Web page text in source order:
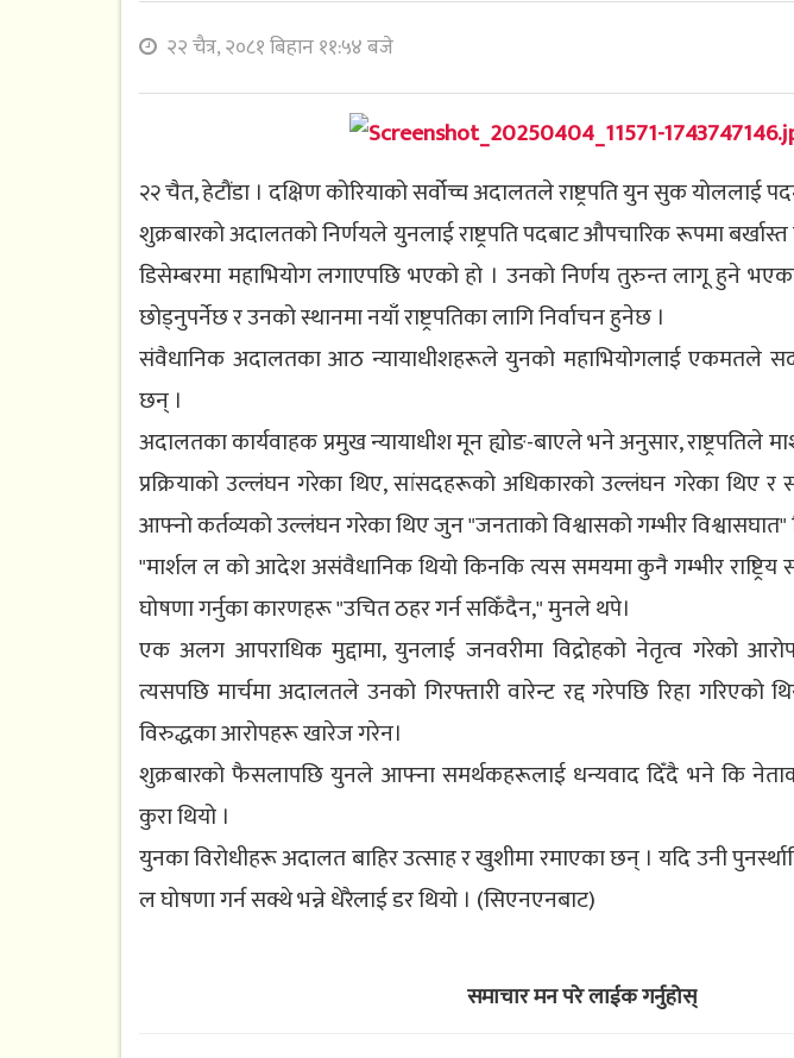
२२ चैत्र, २०८१ बिहान ११:५४ बजे
२२ चैत, हेटौंडा । दक्षिण कोरियाको सर्वोच्च अदालतले राष्ट्रपति युन सुक योललाई
शुक्रबारको अदालतको निर्णयले युनलाई राष्ट्रपति पदबाट औपचारिक रूपमा
डिसेम्बरमा महाभियोग लगाएपछि भएको हो । उनको निर्णय तुरुन्त लागू हुने
छोड्नुपर्नेछ र उनको स्थानमा नयाँ राष्ट्रपतिका लागि निर्वाचन हुनेछ ।
संवैधानिक अदालतका आठ न्यायाधीशहरूले युनको महाभियोगलाई एकमतले
छन् ।
अदालतका कार्यवाहक प्रमुख न्यायाधीश मून ह्योङ-बाएले भने अनुसार, राष्ट्रपतिले
प्रक्रियाको उल्लंघन गरेका थिए, सांसदहरूको अधिकारको उल्लंघन गरेका थिए र
आफ्नो कर्तव्यको उल्लंघन गरेका थिए जुन "जनताको विश्वासको गम्भीर विश्वासघात"
"मार्शल ल को आदेश असंवैधानिक थियो किनकि त्यस समयमा कुनै गम्भीर
घोषणा गर्नुका कारणहरू "उचित ठहर गर्न सकिँदैन," मुनले थपे।
एक अलग आपराधिक मुद्दामा, युनलाई जनवरीमा विद्रोहको नेतृत्व गरेको
त्यसपछि मार्चमा अदालतले उनको गिरफ्तारी वारेन्ट रद्द गरेपछि रिहा गरिएको
विरुद्धका आरोपहरू खारेज गरेन।
शुक्रबारको फैसलापछि युनले आफ्ना समर्थकहरूलाई धन्यवाद दिँदै भने कि
कुरा थियो ।
युनका विरोधीहरू अदालत बाहिर उत्साह र खुशीमा रमाएका छन् । यदि उनी
ल घोषणा गर्न सक्थे भन्ने धेरैलाई डर थियो । (सिएनएनबाट)
समाचार मन परे लाईक गर्नुहोस्